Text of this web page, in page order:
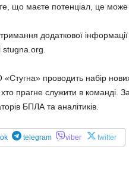
що маєте потенціал, це
додаткової
stugna.org.
проводить набір
прагне служити в команді.
БПЛА та аналітиків.
telegram viber twitter